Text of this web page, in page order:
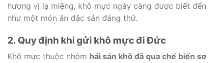
hương vị lạ miệng, khô mực ngày càng được biết đến
như một món ăn đặc sản đáng thử.
2. Quy định khi gửi khô mực đi Đức
Khô mực thuộc nhóm hải sản khô đã qua chế biến sơ